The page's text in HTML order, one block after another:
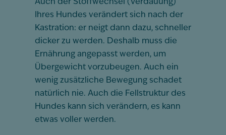
Auch der Stoffwechsel (Verdauung)
Ihres Hundes verändert sich nach der
Kastration: er neigt dann dazu, schneller
dicker zu werden. Deshalb muss die
Ernährung angepasst werden, um
Übergewicht vorzubeugen. Auch ein
wenig zusätzliche Bewegung schadet
natürlich nie. Auch die Fellstruktur des
Hundes kann sich verändern, es kann
etwas voller werden.